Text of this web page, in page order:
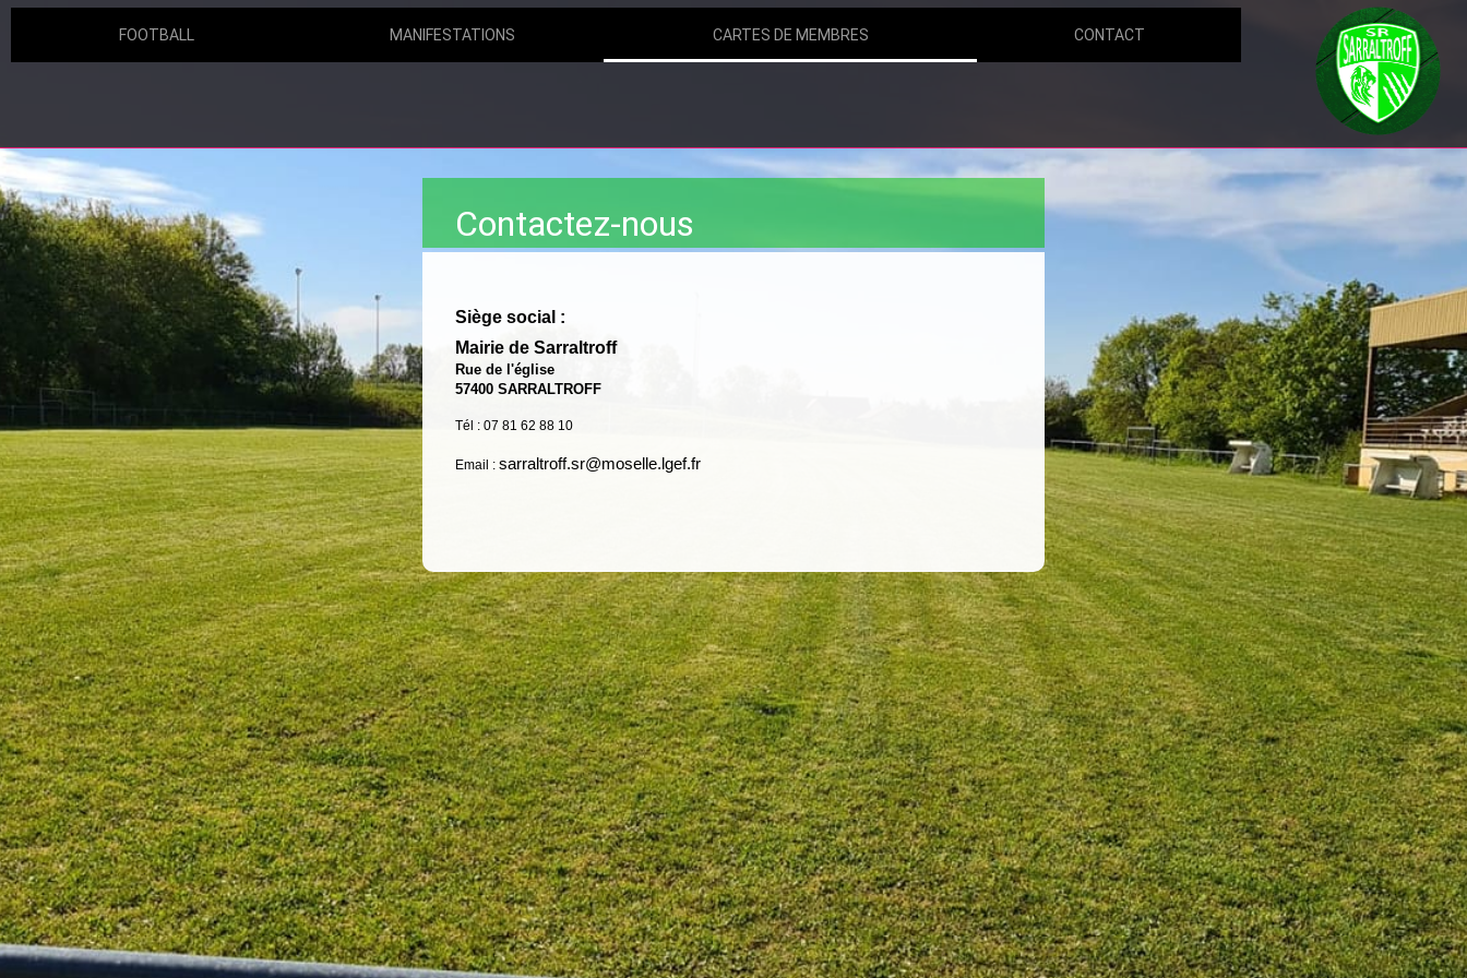
FOOTBALL MANIFESTATIONS CARTES DE MEMBRES CONTACT
Contactez-nous
Siège social :
Mairie de Sarraltroff
Rue de l'église
57400 SARRALTROFF
Tél : 07 81 62 88 10
Email : sarraltroff.sr@moselle.lgef.fr